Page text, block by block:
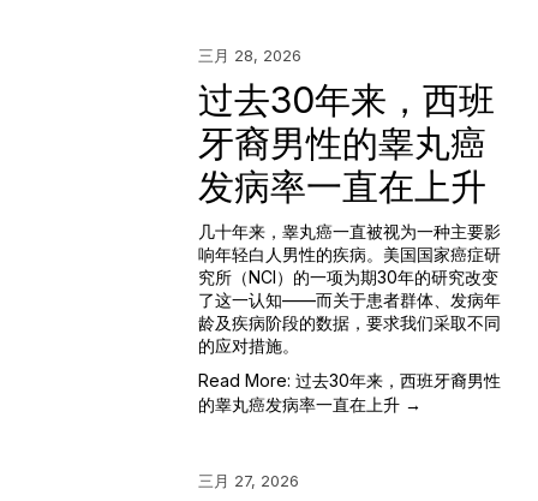
三月 28, 2026
过去30年来，西班
牙裔男性的睾丸癌
发病率一直在上升
几十年来，睾丸癌一直被视为一种主要影
响年轻白人男性的疾病。美国国家癌症研
究所（NCI）的一项为期30年的研究改变
了这一认知——而关于患者群体、发病年
龄及疾病阶段的数据，要求我们采取不同
的应对措施。
Read More: 过去30年来，西班牙裔男性
的睾丸癌发病率一直在上升 →
三月 27, 2026